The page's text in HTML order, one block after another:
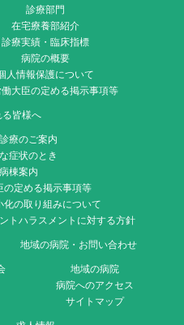
診療部門
在宅療養部紹介
診療実績・臨床指標
病院の概要
人情報保護について
大臣の定める掲示事項等
皆様へ
療のご案内
症状のとき
病棟案内
の定める掲示事項等
化の取り組みについて
トハラスメントに対する方針
地域の病院・お問い合わせ
地域の病院
病院へのアクセス
サイトマップ